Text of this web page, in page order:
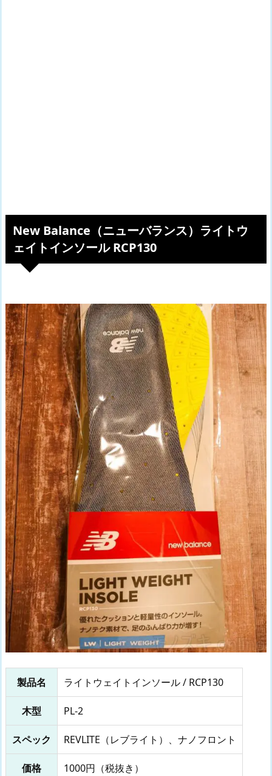
New Balance（ニューバランス）ライトウ
ェイトインソール RCP130
製品名 ライトウェイトインソール / RCP130
木型 PL-2
スペック REVLITE（レブライト）、ナノフロント
価格 1000円（税抜き）